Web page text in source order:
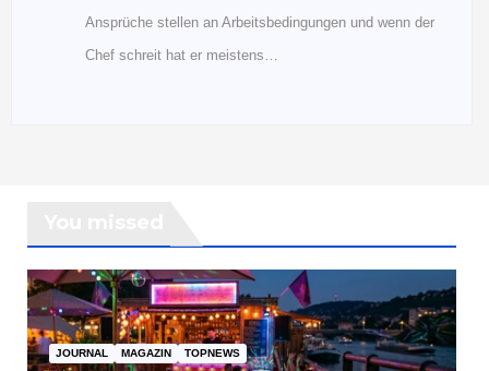
Ansprüche stellen an Arbeitsbedingungen und wenn der
Chef schreit hat er meistens…
JOURNAL MAGAZIN TOPNEWS